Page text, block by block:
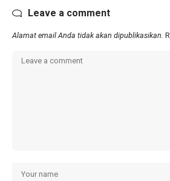
Leave a comment
Alamat email Anda tidak akan dipublikasikan.